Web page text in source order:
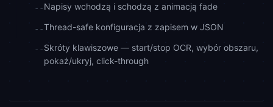
--Napisy wchodzą i schodzą z animacją fade
--Thread-safe konfiguracja z zapisem w JSON
--Skróty klawiszowe — start/stop OCR, wybór obszaru,
pokaż/ukryj, click-through